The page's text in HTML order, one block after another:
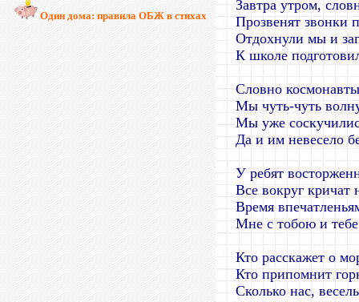
Один дома: правила ОБЖ в стихах
Завтра утром,
Прозвенят звонки
Отдохнули мы и
К школе
Словно
Мы чуть-чуть
Мы уже
Да и им невесело
У ребят
Все вокруг кричат
Время
Мне с тобою и
Кто расскажет о
Кто припомнит
Сколько нас,